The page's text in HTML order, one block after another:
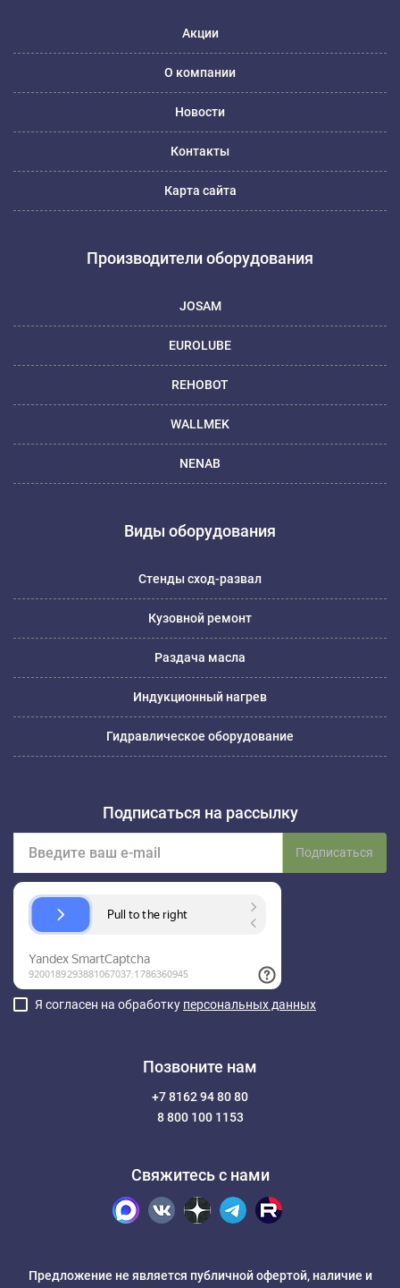
Акции
О компании
Новости
Контакты
Карта сайта
Производители оборудования
JOSAM
EUROLUBE
REHOBOT
WALLMEK
NENAB
Виды оборудования
Стенды сход-развал
Кузовной ремонт
Раздача масла
Индукционный нагрев
Гидравлическое оборудование
Подписаться на рассылку
Подписаться
Я согласен на обработку персональных данных
Позвоните нам
+7 8162 94 80 80
8 800 100 1153
Свяжитесь с нами
Предложение не является публичной офертой, наличие и